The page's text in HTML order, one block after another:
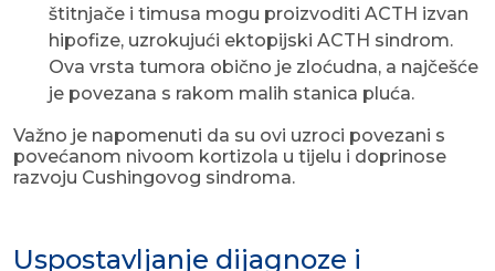
štitnjače i timusa mogu proizvoditi ACTH izvan
hipofize, uzrokujući ektopijski ACTH sindrom.
Ova vrsta tumora obično je zloćudna, a najčešće
je povezana s rakom malih stanica pluća.
Važno je napomenuti da su ovi uzroci povezani s
povećanom nivoom kortizola u tijelu i doprinose
razvoju Cushingovog sindroma.
Uspostavljanje dijagnoze i